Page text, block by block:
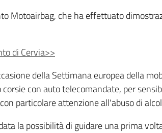
Motoairbag, che ha effettuato
di Cervia>>
della Settimana europea della
con auto telecomandate, per
particolare attenzione all'abuso di
la possibilità di guidare una prima